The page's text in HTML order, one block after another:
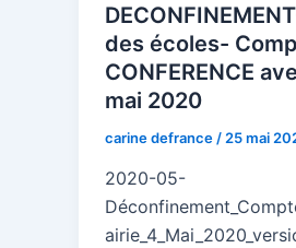
des écoles-
CONFERENCE
mai 2020
carine defrance / 25 mai
2020-05-